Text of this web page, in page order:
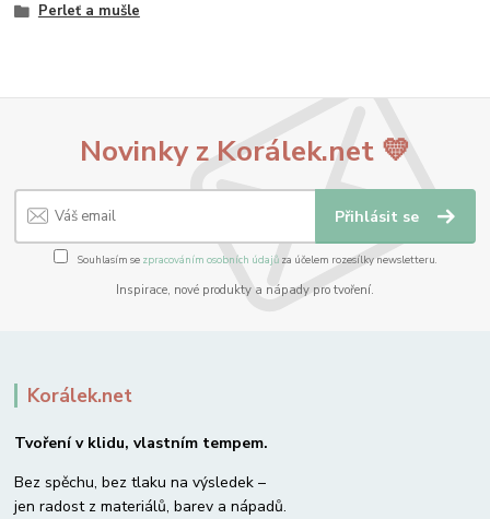
Perleť a mušle
Novinky z Korálek.net 💛
Přihlásit se
Souhlasím se zpracováním osobních údajůza účelem rozesílky newsletteru.
Inspirace, nové produkty a nápady pro tvoření.
Korálek.net
Tvoření v klidu, vlastním tempem.
Bez spěchu, bez tlaku na výsledek –
jen radost z materiálů, barev a nápadů.